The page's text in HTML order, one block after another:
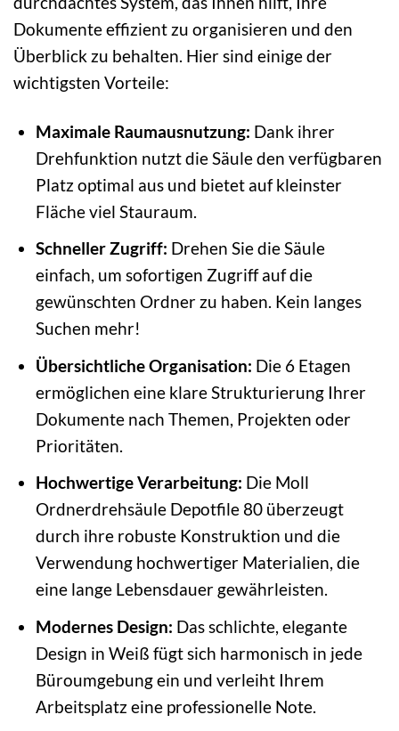
Dokumente effizient zu organisieren und den
Überblick zu behalten. Hier sind einige der
wichtigsten Vorteile:
Maximale Raumausnutzung: Dank ihrer
Drehfunktion nutzt die Säule den verfügbaren
Platz optimal aus und bietet auf kleinster
Fläche viel Stauraum.
Schneller Zugriff: Drehen Sie die Säule
einfach, um sofortigen Zugriff auf die
gewünschten Ordner zu haben. Kein langes
Suchen mehr!
Übersichtliche Organisation: Die 6 Etagen
ermöglichen eine klare Strukturierung Ihrer
Dokumente nach Themen, Projekten oder
Prioritäten.
Hochwertige Verarbeitung: Die Moll
Ordnerdrehsäule Depotfile 80 überzeugt
durch ihre robuste Konstruktion und die
Verwendung hochwertiger Materialien, die
eine lange Lebensdauer gewährleisten.
Modernes Design: Das schlichte, elegante
Design in Weiß fügt sich harmonisch in jede
Büroumgebung ein und verleiht Ihrem
Arbeitsplatz eine professionelle Note.